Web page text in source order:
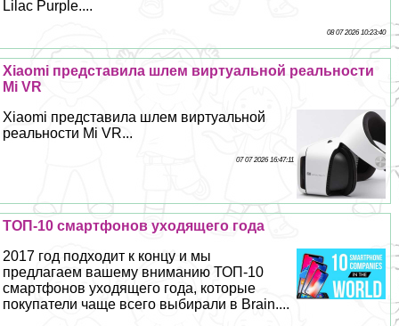
Lilac Purple....
08 07 2026 10:23:40
Xiaomi представила шлем виртуальной реальности
Mi VR
Xiaomi представила шлем виртуальной
реальности Mi VR...
07 07 2026 16:47:11
ТОП-10 смартфонов уходящего года
2017 год подходит к концу и мы
предлагаем вашему вниманию ТОП-10
смартфонов уходящего года, которые
покупатели чаще всего выбирали в Brain....